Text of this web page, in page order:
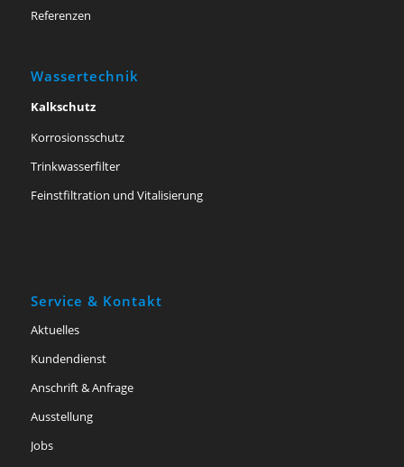
Referenzen
Wassertechnik
Kalkschutz
Korrosionsschutz
Trinkwasserfilter
Feinstfiltration und Vitalisierung
Service & Kontakt
Aktuelles
Kundendienst
Anschrift & Anfrage
Ausstellung
Jobs